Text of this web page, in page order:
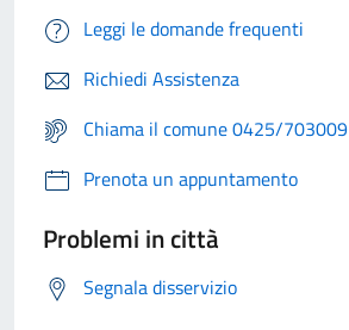
Leggi le domande frequenti
Richiedi Assistenza
Chiama il comune 0425/703009
Prenota un appuntamento
Problemi in città
Segnala disservizio